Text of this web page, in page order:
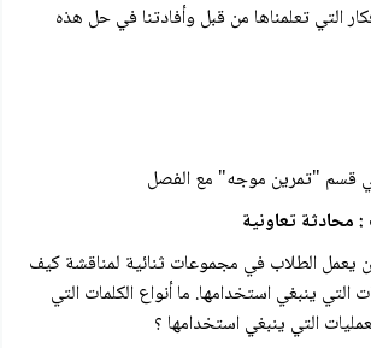
التي تعلمناها من قبل وأفادتنا في حل هذه
في قسم "تمرين موجه" مع الفصل
تعاونية
يعمل الطلاب في مجموعات ثنائية لمناقشة كيف
التي ينبغي استخدامها. ما أنواع الكلمات التي
التي ينبغي استخدامها ؟